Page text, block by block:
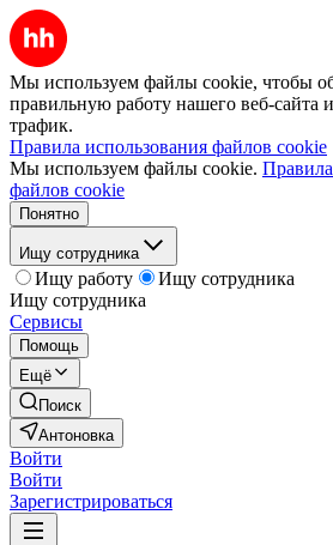
Мы используем файлы cookie, чтобы
правильную работу нашего веб-сайта
трафик.
Правила использования файлов cookie
Мы используем файлы cookie.
файлов cookie
Понятно
Ищу сотрудника
Ищу работу
Ищу сотрудника
Ищу сотрудника
Сервисы
Помощь
Ещё
Поиск
Антоновка
Войти
Войти
Зарегистрироваться